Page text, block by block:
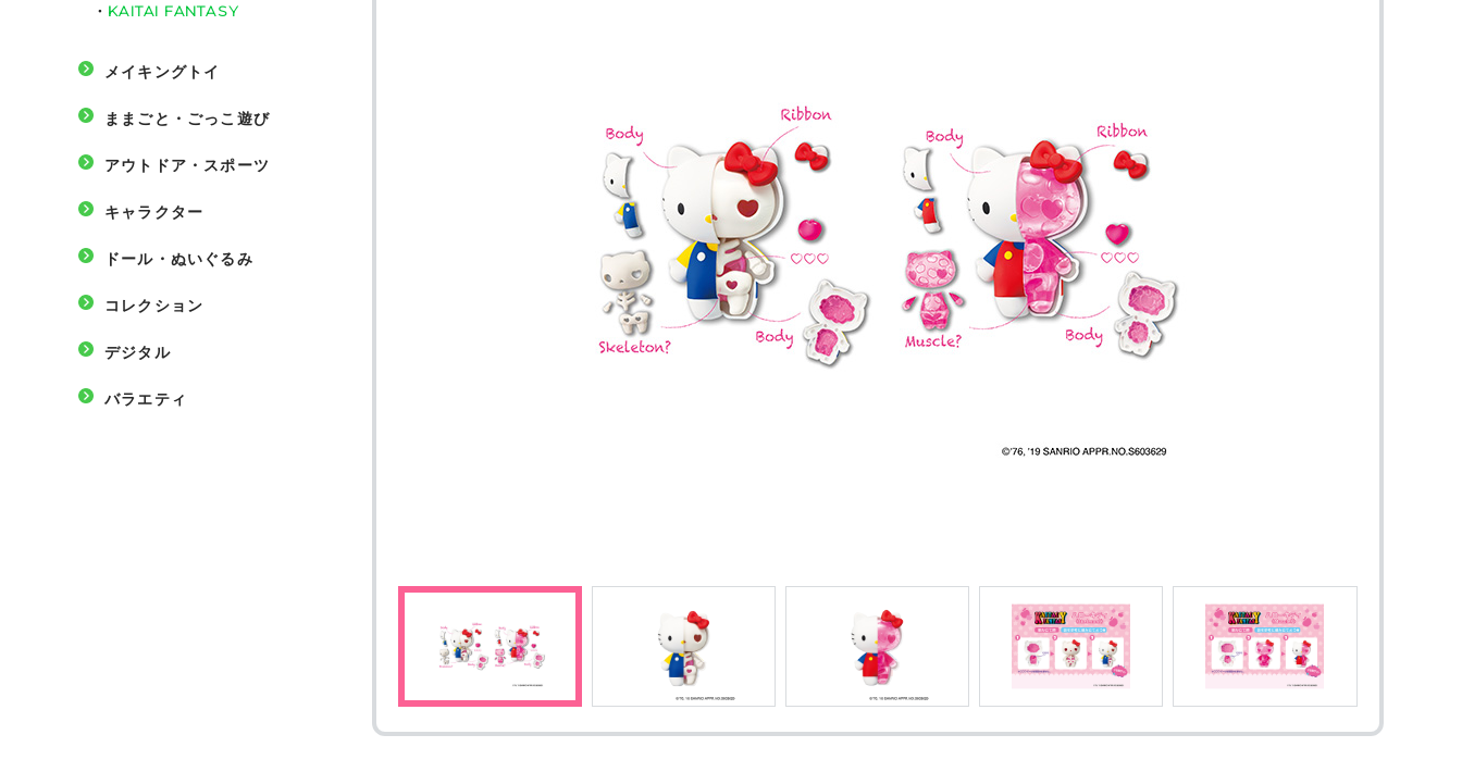
・ KAITAI FANTASY
メイキングトイ
ままごと・ごっこ遊び
アウトドア・スポーツ
キャラクター
ドール・ぬいぐるみ
コレクション
デジタル
バラエティ